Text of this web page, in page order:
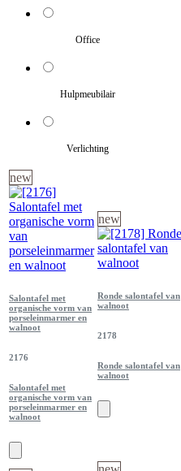
Office
Hulpmeubilair
Verlichting
new
Salontafel met
organische vorm van
porseleinmarmer en
walnoot
2176
Salontafel met
organische vorm van
porseleinmarmer en
walnoot
new
Ronde salontafel van
walnoot
2178
Ronde salontafel van
walnoot